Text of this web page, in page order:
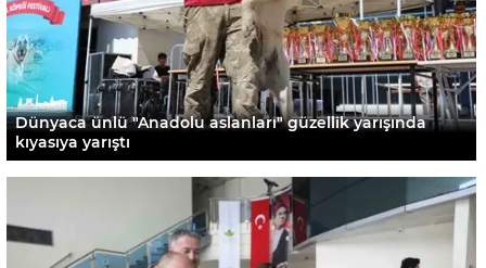
Dünyaca ünlü "Anadolu aslanları" güzellik yarışında
kıyasıya yarıştı